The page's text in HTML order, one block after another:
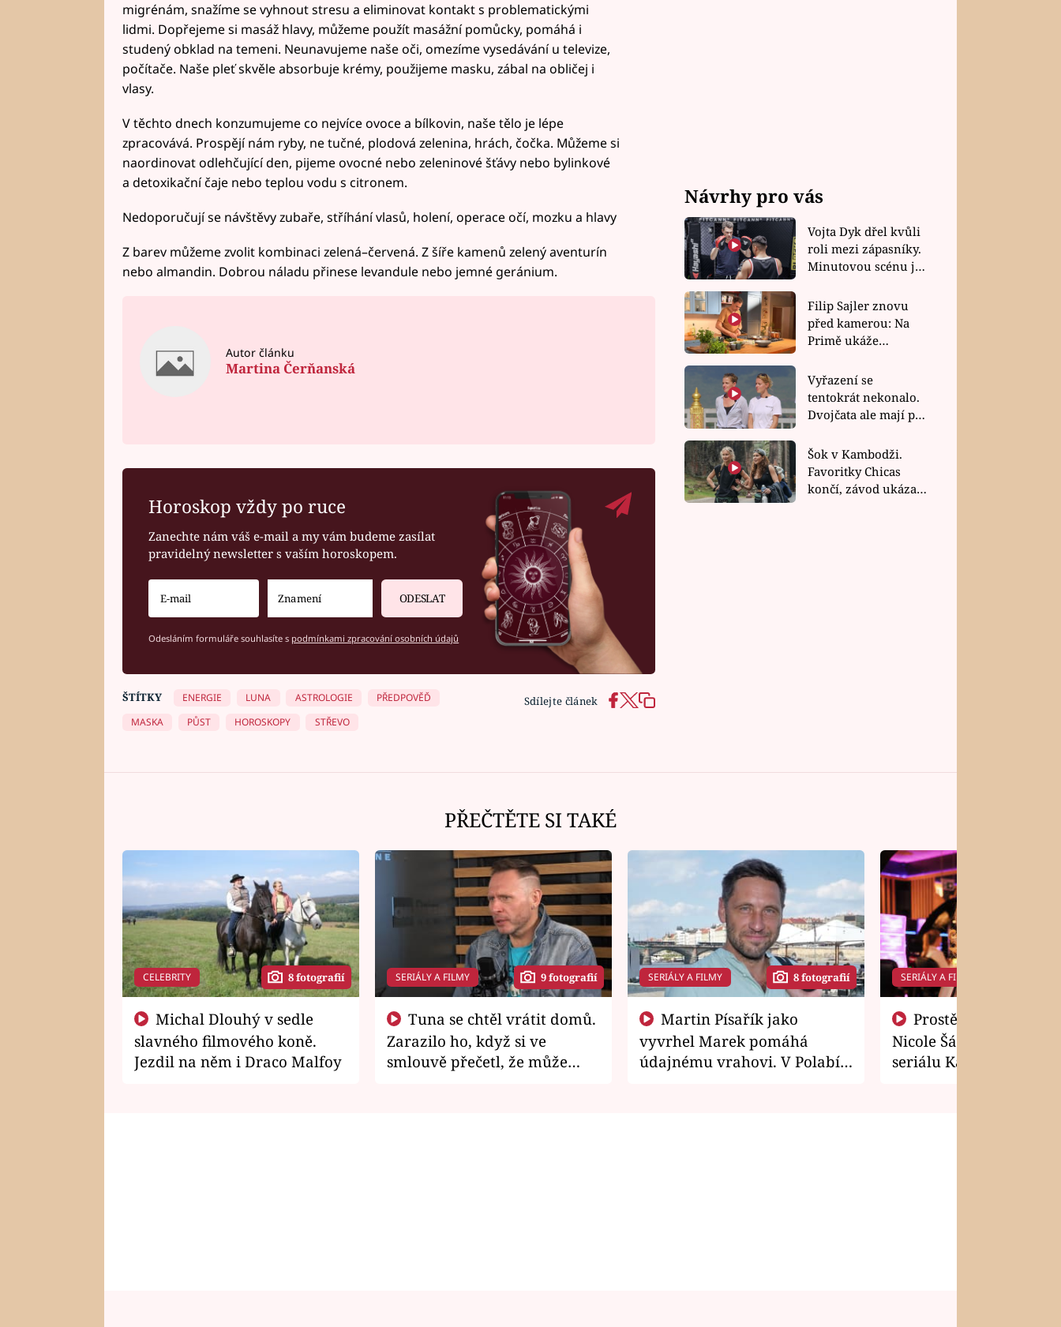
migrénám, snažíme se vyhnout stresu a eliminovat kontakt s problematickými
lidmi. Dopřejeme si masáž hlavy, můžeme použít masážní pomůcky, pomáhá i
studený obklad na temeni. Neunavujeme naše oči, omezíme vysedávání u televize,
počítače. Naše pleť skvěle absorbuje krémy, použijeme masku, zábal na obličej i
vlasy.
V těchto dnech konzumujeme co nejvíce ovoce a bílkovin, naše tělo je lépe
zpracovává. Prospějí nám ryby, ne tučné, plodová zelenina, hrách, čočka. Můžeme si
naordinovat odlehčující den, pijeme ovocné nebo zeleninové šťávy nebo bylinkové
a detoxikační čaje nebo teplou vodu s citronem.
Nedoporučují se návštěvy zubaře, stříhání vlasů, holení, operace očí, mozku a hlavy
Z barev můžeme zvolit kombinaci zelená–červená. Z šíře kamenů zelený aventurín
nebo almandin. Dobrou náladu přinese levandule nebo jemné geránium.
Autor článku
Martina Čerňanská
Horoskop vždy po ruce
Zanechte nám váš e-mail a my vám budeme zasílat
pravidelný newsletter s vaším horoskopem.
ODESLAT
Odesláním formuláře souhlasíte s podmínkami zpracování osobních údajů
Sdílejte článek
ŠTÍTKY ENERGIE LUNA ASTROLOGIE
PŘEDPOVĚĎ
MASKA
PŮST HOROSKOPY STŘEVO
Návrhy pro vás
Vojta Dyk dřel kvůli
roli mezi zápasníky.
Minutovou scénu jel
Filip Sajler znovu
před kamerou: Na
Primě ukáže
rychlé recepty
Vyřazení se
tentokrát nekonalo.
Dvojčata ale mají po
závodu nůž na krku
Šok v Kambodži.
Favoritky Chicas
končí, závod ukázal
PŘEČTĚTE SI TAKÉ
CELEBRITY 8 fotografií
slavného filmového koně.
Jezdil na něm i Draco Malfoy
SERIÁLY A FILMY 9 fotografií
Zarazilo ho, když si ve
smlouvě přečetl, že může
SERIÁLY A FILMY 8 fotografií
vyvrhel Marek pomáhá
údajnému vrahovi. V Polabí
SERIÁLY A FILMY
Nicole Šáchová získala
seriálu Kamarádi